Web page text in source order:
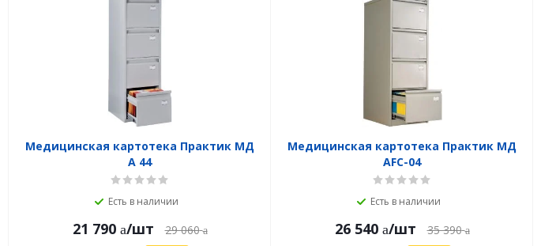
Медицинская картотека Практик МД
A 44
Есть в наличии
21 790 /шт 29 060
Медицинская картотека Практик МД
AFC-04
Есть в наличии
26 540 /шт 35 390